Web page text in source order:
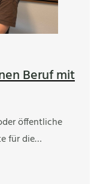
Beruf mit
öffentliche
für die…